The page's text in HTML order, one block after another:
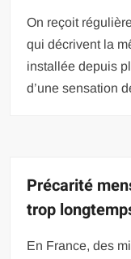
On reçoit
qui décrivent la
installée depuis
d’une sensation
Précarité
trop
En France, des